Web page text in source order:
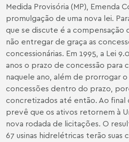
Medida Provisória (MP), Emenda
promulgação de uma nova lei.
que se discute é a compensação
não entregar de graça as
concessionárias. Em 1995, a Lei
anos o prazo de concessão para
naquele ano, além de prorrogar
concessões dentro do prazo,
concretizados até então. Ao final
prevê que os ativos retornem à
nova rodada de licitações. O
67 usinas hidrelétricas terão suas